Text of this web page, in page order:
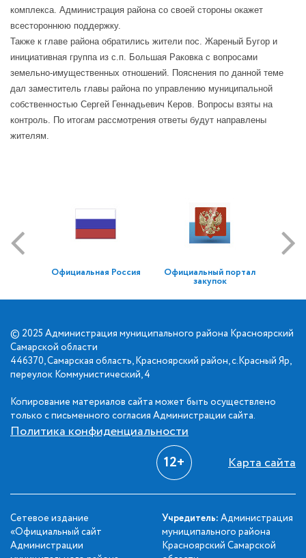
комплекса. Администрация района со своей стороны окажет
всестороннюю поддержку.
Также к главе района обратились жители пос. Жареный Бугор и
инициативная группа из с.п. Большая Раковка с вопросами
земельно-имущественных отношений. Пояснения по данной теме
дал заместитель главы района по управлению муниципальной
собственностью Сергей Геннадьевич Керов. Вопросы взяты на
контроль. По итогам рассмотрения ответы будут направлены
жителям.
Официальная Россия Официальный портал
закупок
© 2025 Администрация муниципального района Красноярский
Самарской области
446370, Самарская область, Красноярский район, с.Красный Яр,
переулок Коммунистический, 4
Копирование материалов сайта может быть осуществлено
только с письменного согласия Администрации сайта.
Политика конфиденциальности
12+ Карта сайта
Сетевое издание
«Официальный сайт
Администрации
Учредитель: Администрация
муниципального района
Красноярский Самарской